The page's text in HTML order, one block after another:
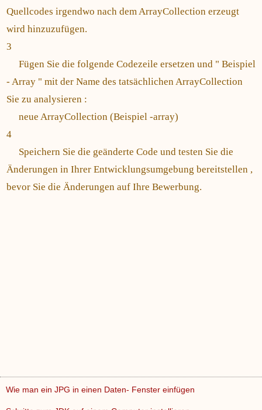
Quellcodes irgendwo nach dem ArrayCollection erzeugt
wird hinzuzufügen.
3
Fügen Sie die folgende Codezeile ersetzen und " Beispiel
- Array " mit der Name des tatsächlichen ArrayCollection
Sie zu analysieren :
neue ArrayCollection (Beispiel -array)
4
Speichern Sie die geänderte Code und testen Sie die
Änderungen in Ihrer Entwicklungsumgebung bereitstellen ,
bevor Sie die Änderungen auf Ihre Bewerbung.
Wie man ein JPG in einen Daten- Fenster einfügen